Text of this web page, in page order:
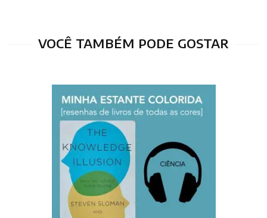
você também pode gostar